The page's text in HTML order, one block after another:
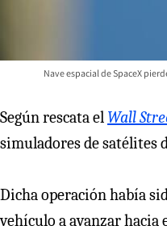
Nave espacial de SpaceX
Según rescata el Wall
simuladores de satélites
Dicha operación había
vehículo a avanzar hacia